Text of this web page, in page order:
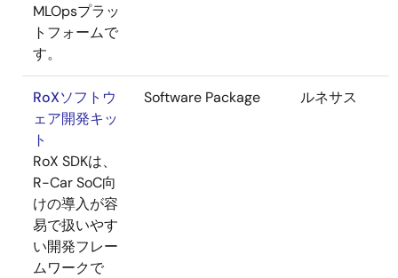
MLOpsプラッ
トフォームで
す。
RoXソフトウ
ェア開発キッ
ト
RoX SDKは、
R-Car SoC向
けの導入が容
易で扱いやす
い開発フレー
ムワークで
Software Package ルネサス